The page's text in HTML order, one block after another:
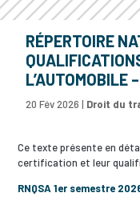
RÉPERTOIRE
L’AUTOMOBILE
20 Fév 2026 | Droit du
Ce texte présente en
certification et leur
RNQSA 1er semestre